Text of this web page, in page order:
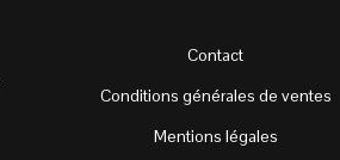
Contact
Conditions générales de ventes
Mentions légales